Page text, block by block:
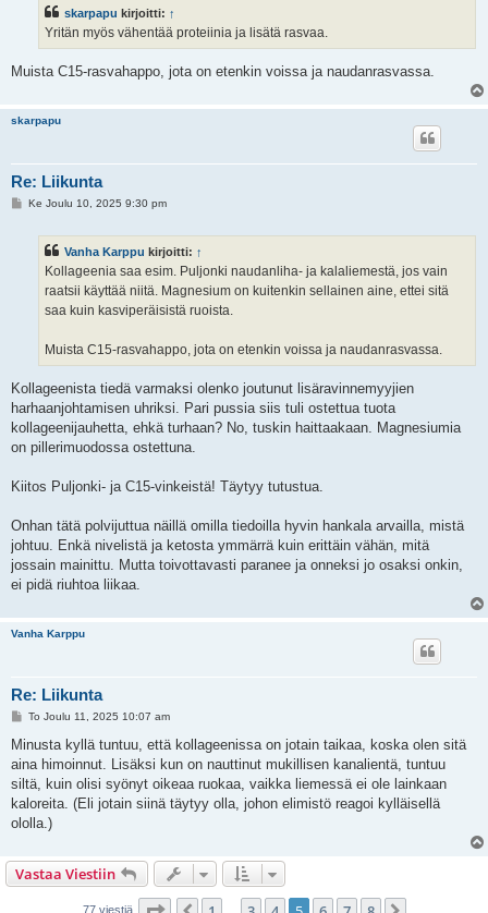
skarpapu kirjoitti: ↑
Yritän myös vähentää proteiinia ja lisätä rasvaa.
Muista C15-rasvahappo, jota on etenkin voissa ja naudanrasvassa.
skarpapu
Re: Liikunta
VKe Joulu 10, 2025 9:30 pm
Vanha Karppu kirjoitti: ↑
Kollageenia saa esim. Puljonki naudanliha- ja kalaliemestä, jos vain
raatsii käyttää niitä. Magnesium on kuitenkin sellainen aine, ettei sitä
saa kuin kasviperäisistä ruoista.
Muista C15-rasvahappo, jota on etenkin voissa ja naudanrasvassa.
Kollageenista tiedä varmaksi olenko joutunut lisäravinnemyyjien
harhaanjohtamisen uhriksi. Pari pussia siis tuli ostettua tuota
kollageenijauhetta, ehkä turhaan? No, tuskin haittaakaan. Magnesiumia
on pillerimuodossa ostettuna.
Kiitos Puljonki- ja C15-vinkeistä! Täytyy tutustua.
Onhan tätä polvijuttua näillä omilla tiedoilla hyvin hankala arvailla, mistä
johtuu. Enkä nivelistä ja ketosta ymmärrä kuin erittäin vähän, mitä
jossain mainittu. Mutta toivottavasti paranee ja onneksi jo osaksi onkin,
ei pidä riuhtoa liikaa.
Vanha Karppu
Re: Liikunta
V
e
t
i
To Joulu 11, 2025 10:07 am
Minusta kyllä tuntuu, että kollageenissa on jotain taikaa, koska olen sitä
aina himoinnut. Lisäksi kun on nauttinut mukillisen kanalientä, tuntuu
siltä, kuin olisi syönyt oikeaa ruokaa, vaikka liemessä ei ole lainkaan
kaloreita. (Eli jotain siinä täytyy olla, johon elimistö reagoi kylläisellä
ololla.)
Vastaa Viestiin
77 viestiä